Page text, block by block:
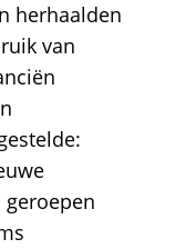
herhaalden
van
geroepen